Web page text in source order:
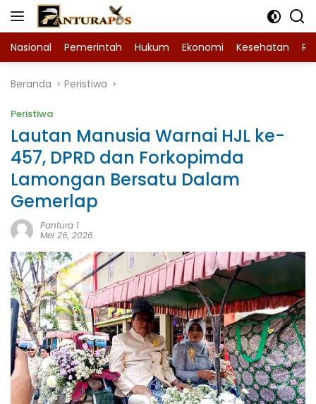
Langsung
Nasional Pemerintah Hukum Ekonomi Kesehatan
Beranda Peristiwa
Peristiwa
Lautan Manusia Warnai HJL ke-
457, DPRD dan Forkopimda
Lamongan Bersatu Dalam
Gemerlap
Pantura 1
Mei 26, 2026